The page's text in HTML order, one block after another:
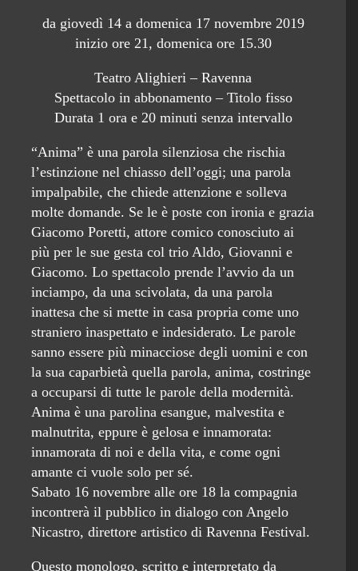
da giovedì 14 a domenica 17 novembre 2019
inizio ore 21, domenica ore 15.30
Teatro Alighieri – Ravenna
Spettacolo in abbonamento – Titolo fisso
Durata 1 ora e 20 minuti senza intervallo
“Anima” è una parola silenziosa che rischia
l’estinzione nel chiasso dell’oggi; una parola
impalpabile, che chiede attenzione e solleva
molte domande. Se le è poste con ironia e grazia
Giacomo Poretti, attore comico conosciuto ai
più per le sue gesta col trio Aldo, Giovanni e
Giacomo. Lo spettacolo prende l’avvio da un
inciampo, da una scivolata, da una parola
inattesa che si mette in casa propria come uno
straniero inaspettato e indesiderato. Le parole
sanno essere più minacciose degli uomini e con
la sua caparbietà quella parola, anima, costringe
a occuparsi di tutte le parole della modernità.
Anima è una parolina esangue, malvestita e
malnutrita, eppure è gelosa e innamorata:
innamorata di noi e della vita, e come ogni
amante ci vuole solo per sé.
Sabato 16 novembre alle ore 18 la compagnia
incontrerà il pubblico in dialogo con Angelo
Nicastro, direttore artistico di Ravenna Festival.
Questo monologo, scritto e interpretato da